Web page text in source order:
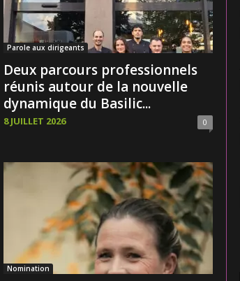
Parole aux dirigeants
Deux parcours professionnels
réunis autour de la nouvelle
dynamique du Basilic...
8 JUILLET 2026 0
Nomination